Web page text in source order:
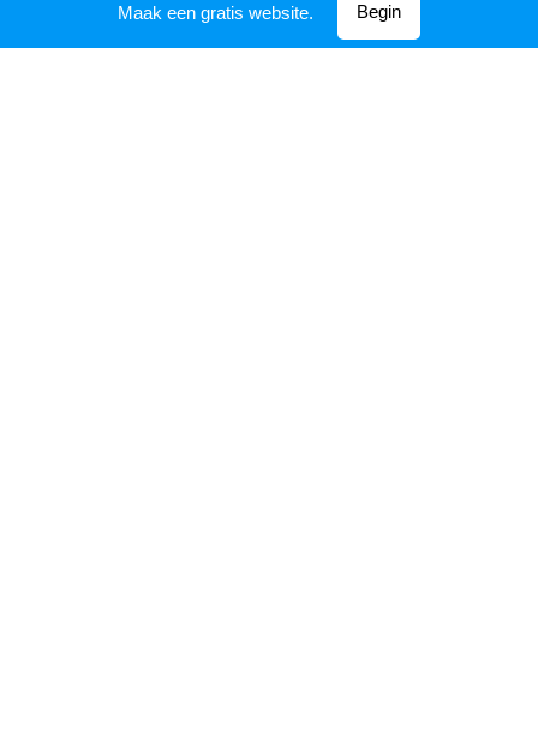
Schaakles met Marcel Lek Hoofdstuk 2
Maak een gratis website. Begin